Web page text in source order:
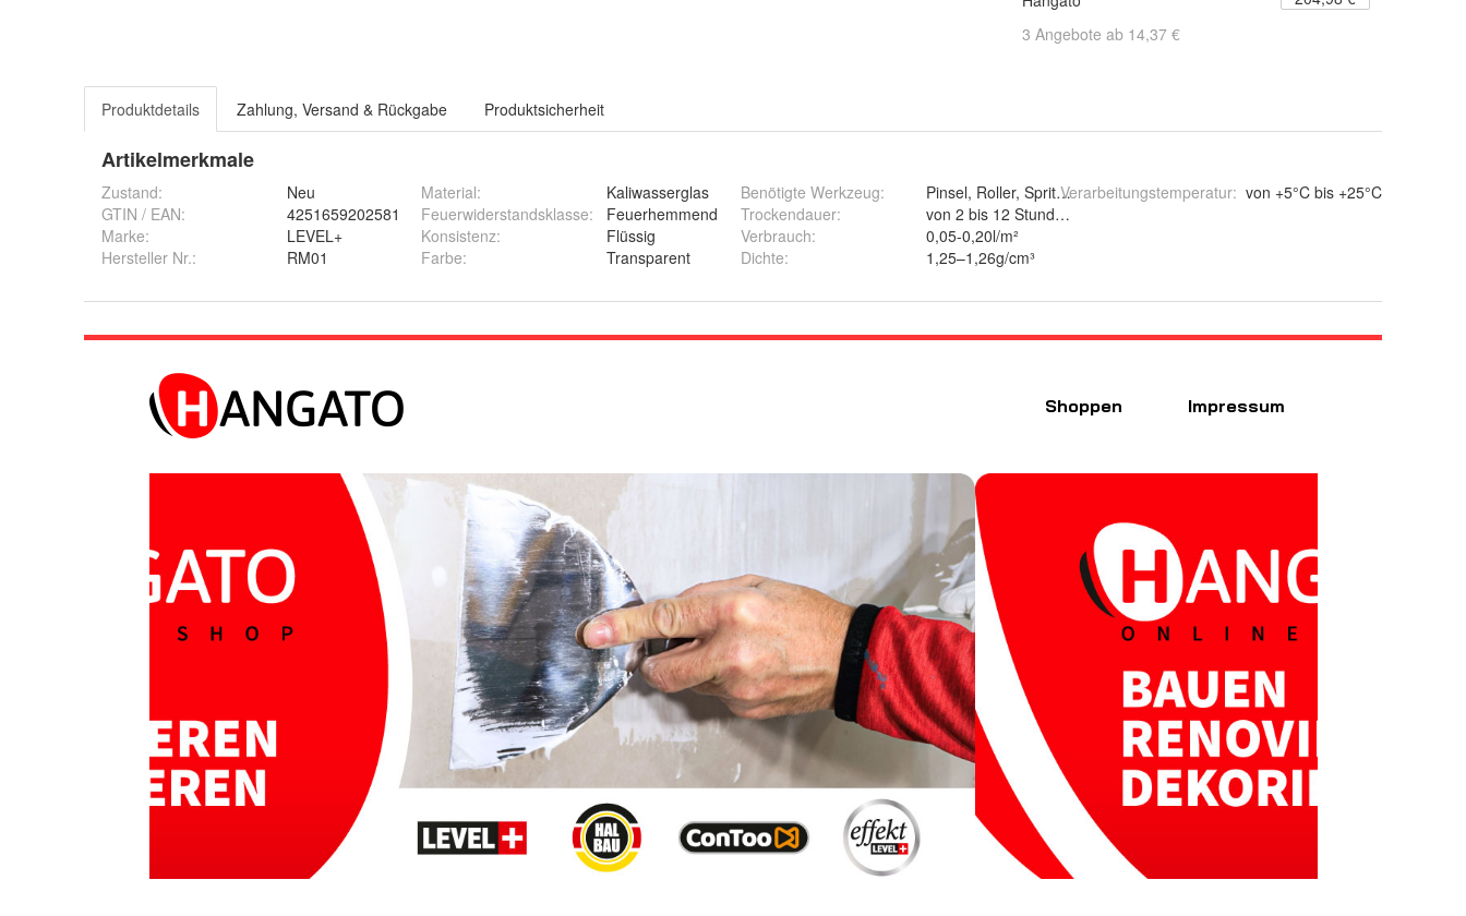
3 Angebote ab 14,37 €
Produktdetails Zahlung, Versand & Rückgabe Produktsicherheit
Artikelmerkmale
Zustand:
Neu
GTIN / EAN:
4251659202581
Marke:
LEVEL+
Hersteller Nr.:
RM01
Material:
Kaliwasserglas
Feuerwiderstandsklasse:
Feuerhemmend
Konsistenz:
Flüssig
Farbe: Transparent
Benötigte Werkzeug:
Pinsel, Roller, Spritzgerät
Trockendauer:
von 2 bis 12 Stunden/pro Schicht
Verbrauch:
0,05-0,20l/m²
Dichte: 1,25–1,26g/cm³
Verarbeitungstemperatur: von +5°C bis +25°C